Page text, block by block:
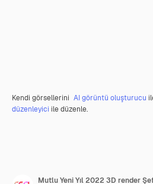
Kendi görsellerini AI görüntü oluşturucu
düzenleyici ile düzenle.
Mutlu Yeni Yıl 2022 3D render